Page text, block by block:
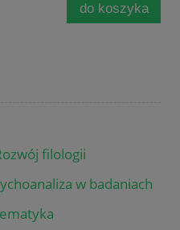
do koszyka
filologii
w badaniach